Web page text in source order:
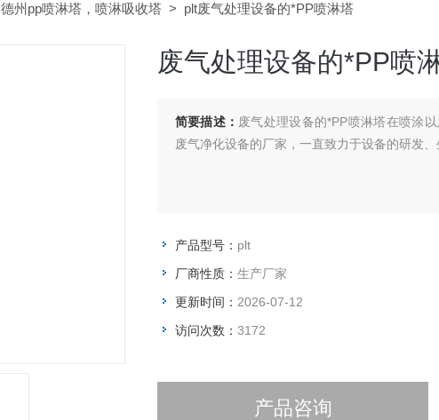
德州pp喷淋塔，喷淋吸收塔 > plt废气处理设备的*PP喷淋塔
废气处理设备的*PP喷
简要描述： 废气处理设备的*PP喷淋塔在喷涂
废气净化设备的厂家，一直致力于设备的研发、
产品型号： plt
厂商性质： 生产厂家
更新时间： 2026-07-12
访问次数： 3172
产品咨询